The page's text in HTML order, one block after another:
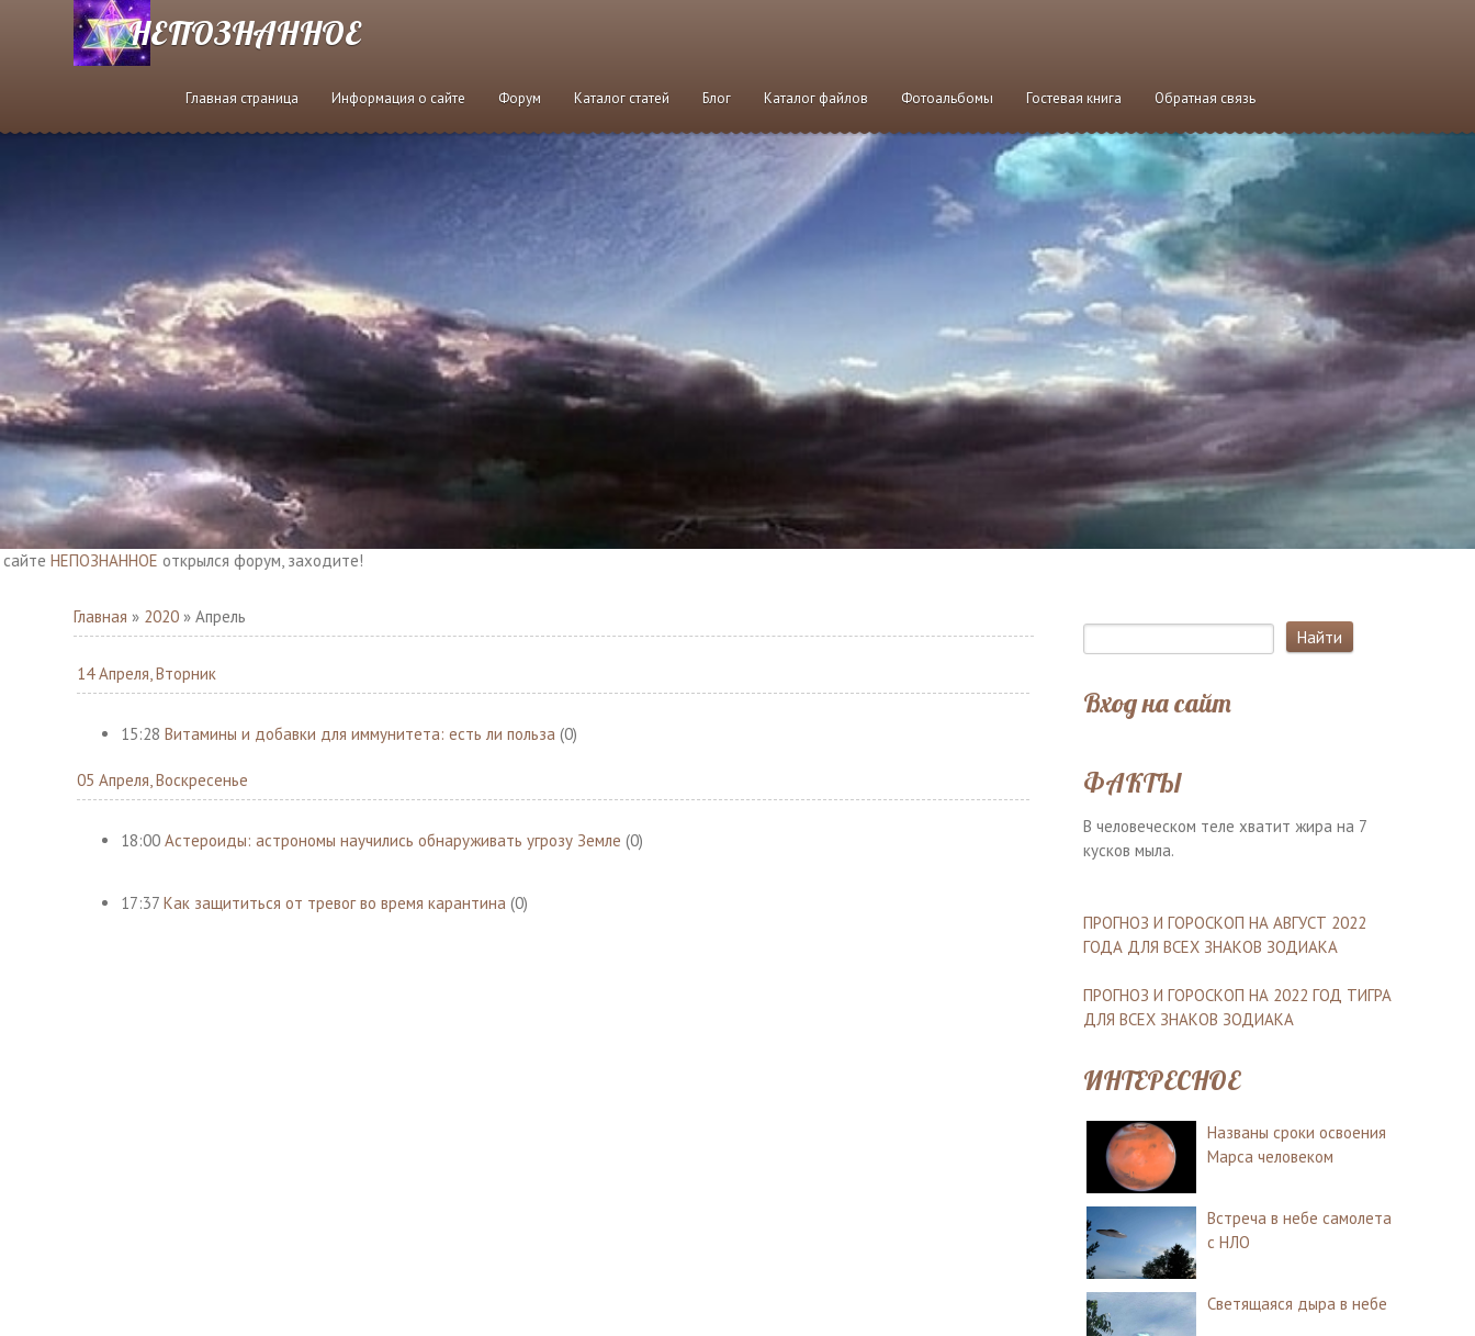
НЕПОЗНАННОЕ
Главная страница Информация о сайте Форум Каталог статей Блог Каталог файлов Фотоальбомы Гостевая книга Обратная связь
открылся форум, заходите!
Главная » 2020 » Апрель
14 Апреля, Вторник
15:28 Витамины и добавки для иммунитета: есть ли польза (0)
05 Апреля, Воскресенье
18:00 Астероиды: астрономы научились обнаруживать угрозу Земле (0)
17:37 Как защититься от тревог во время карантина (0)
Вход на сайт
ФАКТЫ
В человеческом теле хватит жира на 7
кусков мыла.
ПРОГНОЗ И ГОРОСКОП НА АВГУСТ 2022
ГОДА ДЛЯ ВСЕХ ЗНАКОВ ЗОДИАКА
ПРОГНОЗ И ГОРОСКОП НА 2022 ГОД ТИГРА
ДЛЯ ВСЕХ ЗНАКОВ ЗОДИАКА
ИНТЕРЕСНОЕ
Названы сроки освоения
Марса человеком
Встреча в небе самолета
с НЛО
Светящаяся дыра в небе